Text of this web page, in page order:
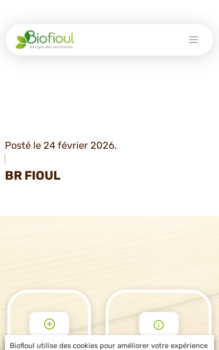
Posté le 24 février 2026.
BR FIOUL
Biofioul utilise des cookies pour améliorer votre expérience